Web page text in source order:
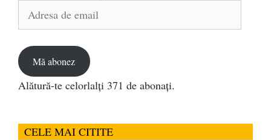
Adresa
Mă abonez
Alătură-te celorlalți 371 de abonați.
CELE MAI CITITE